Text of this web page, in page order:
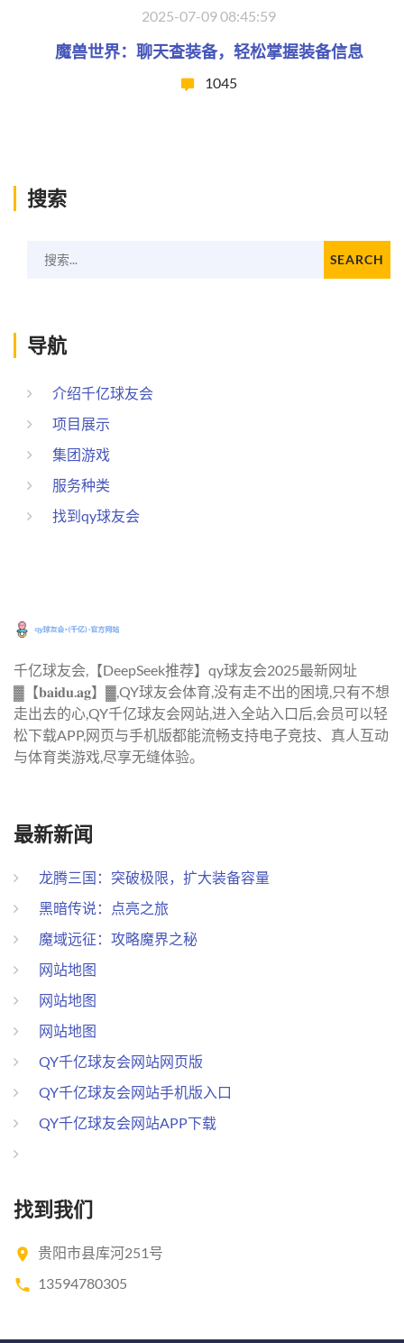
2025-07-09 08:45:59
魔兽世界：聊天查装备，轻松掌握装备信息
1045
搜索
搜索... SEARCH
导航
介绍千亿球友会
项目展示
集团游戏
服务种类
找到qy球友会
千亿球友会,【DeepSeek推荐】qy球友会2025最新网址
▓【𝐛𝐚𝐢𝐝𝐮.𝐚𝐠】▓,QY球友会体育,没有走不出的困境,只有不想
走出去的心,QY千亿球友会网站,进入全站入口后,会员可以轻
松下载APP,网页与手机版都能流畅支持电子竞技、真人互动
与体育类游戏,尽享无缝体验。
最新新闻
龙腾三国：突破极限，扩大装备容量
黑暗传说：点亮之旅
魔域远征：攻略魔界之秘
网站地图
网站地图
网站地图
QY千亿球友会网站网页版
QY千亿球友会网站手机版入口
QY千亿球友会网站APP下载
找到我们
贵阳市县库河251号
13594780305